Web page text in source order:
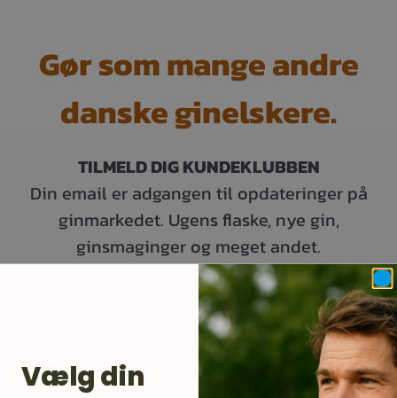
Gør som mange andre
danske ginelskere.
TILMELD DIG KUNDEKLUBBEN
Din email er adgangen til opdateringer på
ginmarkedet. Ugens flaske, nye gin,
ginsmaginger og meget andet.
Vælg din